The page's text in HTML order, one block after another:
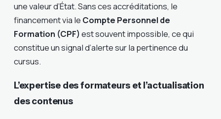
une valeur d’État. Sans ces accréditations, le
financement via le Compte Personnel de
Formation (CPF)est souvent impossible, ce qui
constitue un signal d’alerte sur la pertinence du
cursus.
L’expertise des formateurs et l’actualisation
des contenus